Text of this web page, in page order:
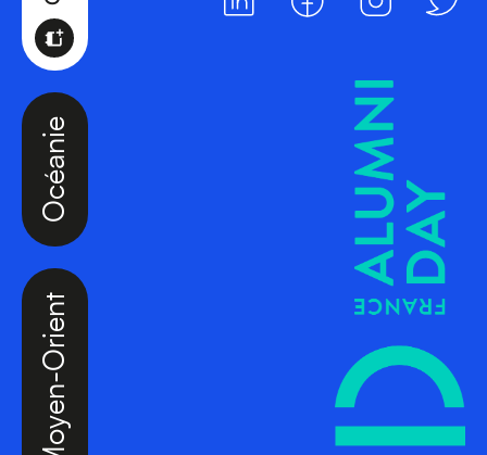
Moyen-Orient
Océanie